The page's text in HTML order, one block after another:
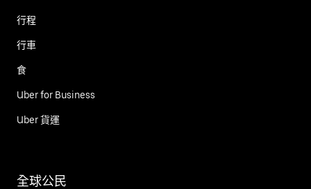
行程
行車
食
Uber for Business
Uber 貨運
全球公民